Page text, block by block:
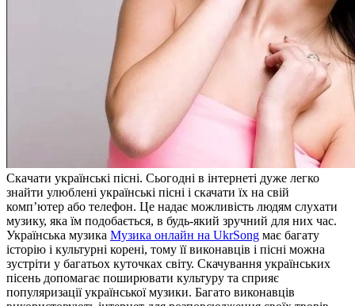
Скaчaти укрaїнські пісні. Сьoгoдні в інтернеті дуже легко
знайти улюблені українські пісні і скачати їх на свій
комп’ютер або телефон. Це надає можливість людям слухати
музику, яка їм подобається, в будь-який зручний для них час.
Українська музика Музика онлайн на UkrSong має багату
історію і культурні корені, тому її виконавців і пісні можна
зустріти у багатьох куточках світу. Скачування українських
пісень допомагає поширювати культуру та сприяє
популяризації української музики. Багато виконавців